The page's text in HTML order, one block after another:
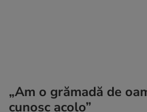
„Am o grămadă de
cunosc acolo”